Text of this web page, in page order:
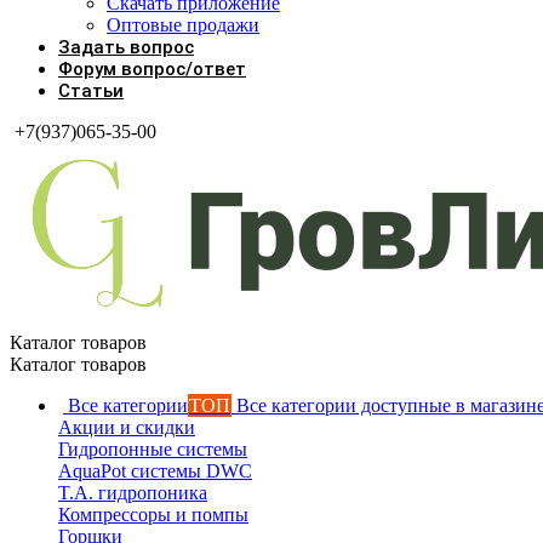
Оптовые продажи
Задать вопрос
Форум вопрос/ответ
Статьи
+7(937)065-35-00
Каталог товаров
Каталог товаров
Все категорииТОП Все категории доступные в
Акции и скидки
Гидропонные системы
AquaPot системы DWC
T.A. гидропоника
Компрессоры и помпы
Горшки